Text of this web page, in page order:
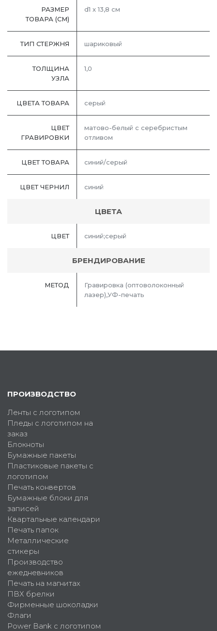
РАЗМЕР
ТОВАРА (СМ)
d1 х 13,8 см
ТИП СТЕРЖНЯ шариковый
ТОЛЩИНА
УЗЛА
1,0
ЦВЕТА ТОВАРА серый
ЦВЕТ
ГРАВИРОВКИ
матово-белый с серебристым
отливом
ЦВЕТ ТОВАРА синий/серый
ЦВЕТ ЧЕРНИЛ синий
ЦВЕТА
ЦВЕТ синий;серый
БРЕНДИРОВАНИЕ
МЕТОД
Гравировка (оптоволоконный
лазер),УФ-печать
ПРОИЗВОДСТВО
Ленты с логотипом
Пледы с логотипом на
заказ
Блокноты
Бумажные пакеты
Пластиковые пакеты с
логотипом
Печать конвертов
Бумажные блоки для
записей
Квартальные календари
Печать папок
Металлические
стикеры
Производство
ежедневников
Печать на магнитах
ПВХ брелки
Фирменные шоколадки
Флаги
Power Bank с логотипом